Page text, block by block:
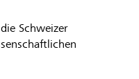
Schweizer